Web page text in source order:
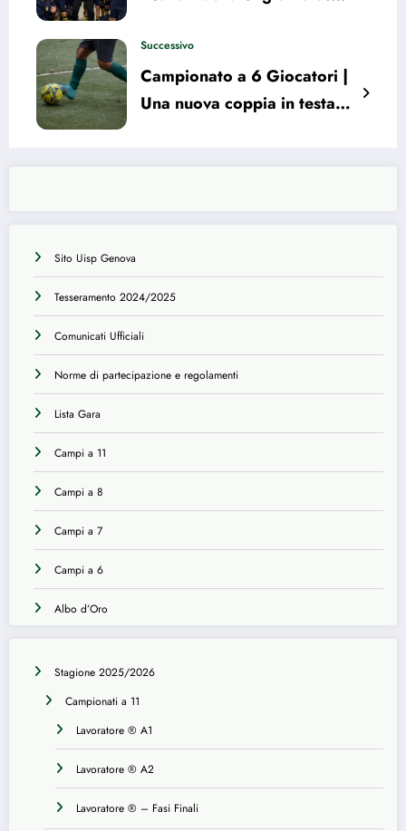
Sito Uisp Genova
Tesseramento 2024/2025
Comunicati Ufficiali
Norme di partecipazione e regolamenti
Lista Gara
Campi a 11
Campi a 8
Campi a 7
Campi a 6
Albo d’Oro
Stagione 2025/2026
Campionati a 11
Lavoratore ® A1
Lavoratore ® A2
Lavoratore ® – Fasi Finali
Successivo
Campionato a 6 Giocatori |
Una nuova coppia in testa